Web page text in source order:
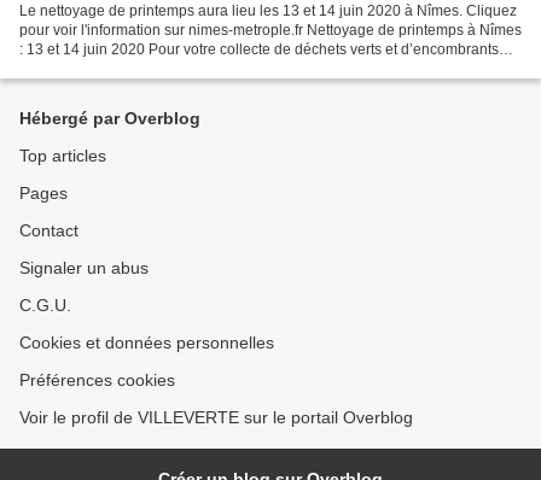
Le nettoyage de printemps aura lieu les 13 et 14 juin 2020 à Nîmes. Cliquez
pour voir l'information sur nimes-metrople.fr Nettoyage de printemps à Nîmes
: 13 et 14 juin 2020 Pour votre collecte de déchets verts et d’encombrants
Hébergé par Overblog
Top articles
Pages
Contact
Signaler un abus
C.G.U.
Cookies et données personnelles
Préférences cookies
Voir le profil de VILLEVERTE sur le portail Overblog